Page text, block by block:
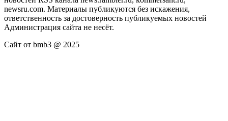
newsru.com. Материалы публикуются без искажения,
ответственность за достоверность публикуемых новостей
Администрация сайта не несёт.
Сайт от bmb3 @ 2025